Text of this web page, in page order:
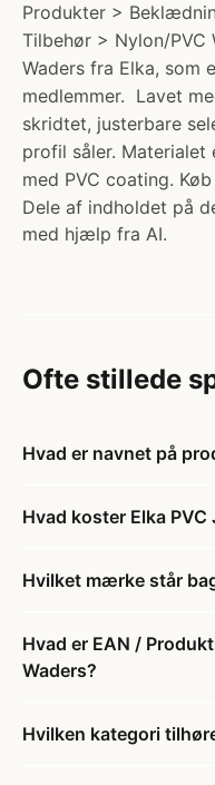
Produkter >
Tilbehør > Nylon/PVC
Waders fra Elka, som
medlemmer. Lavet
skridtet, justerbare
profil såler. Materialet
med PVC coating.
Dele af indholdet på
med hjælp fra AI.
Ofte stillede
Hvad er navnet på
Hvad koster Elka PVC
Hvilket mærke står
Hvad er EAN /
Waders?
Hvilken kategori